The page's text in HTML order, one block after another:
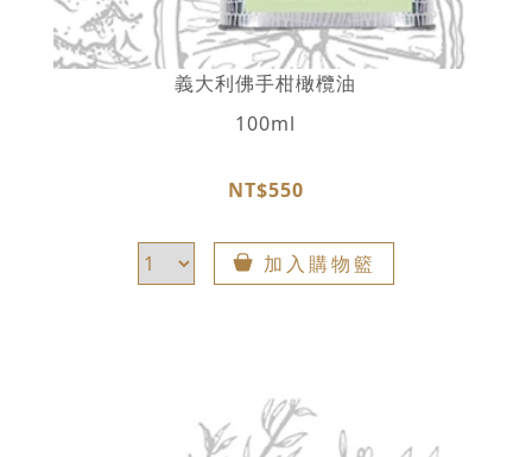
義大利佛手柑橄欖油
100ml
NT$550
加入購物籃